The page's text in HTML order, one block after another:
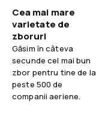
Cea mai mare
varietate de
zboruri
Găsim în câteva
secunde cel mai bun
zbor pentru tine de la
peste 500 de
companii aeriene.